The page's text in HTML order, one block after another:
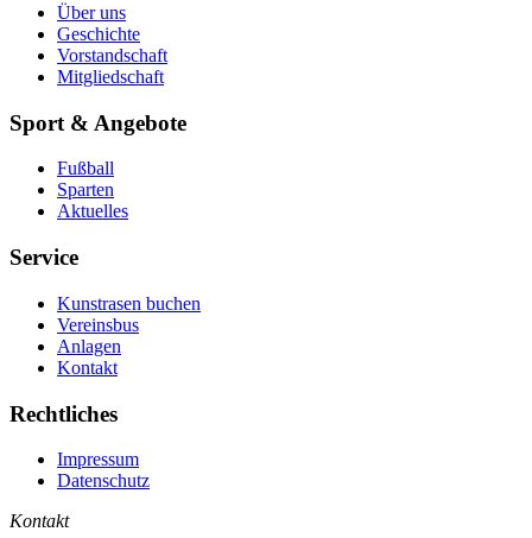
Über uns
Geschichte
Vorstandschaft
Mitgliedschaft
Sport & Angebote
Fußball
Sparten
Aktuelles
Service
Kunstrasen buchen
Vereinsbus
Anlagen
Kontakt
Rechtliches
Impressum
Datenschutz
Kontakt